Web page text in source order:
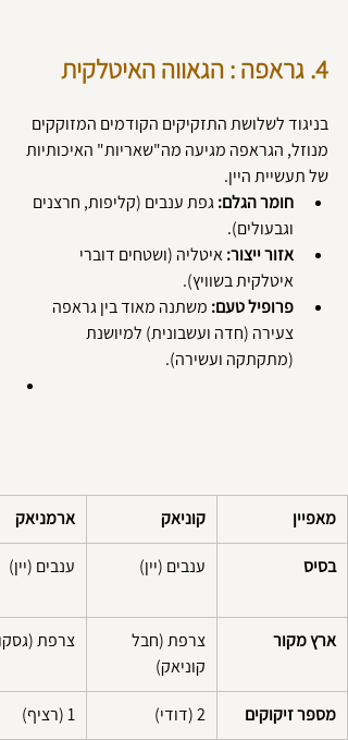
4. גראפה : הגאווה האיטלקית
בניגוד לשלושת התזקיקים הקודמים המזוקקים
מנוזל, הגראפה מגיעה מה"שאריות" האיכותיות
של תעשיית היין.
חומר הגלם: גפת ענבים (קליפות, חרצנים
וגבעולים).
אזור ייצור: איטליה (ושטחים דוברי
איטלקית בשוויץ).
פרופיל טעם: משתנה מאוד בין גראפה
צעירה (חדה ועשבונית) למיושנת
(מתקתקה ועשירה).
מאפיין קוניאק ארמניאק
בסיס ענבים (יין) ענבים (יין)
ארץ מקור
צרפת (חבל
קוניאק)
צרפת
מספר זיקוקים 2 (דודי) 1 (רציף)